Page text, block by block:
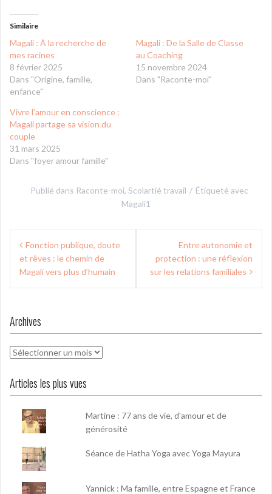
Similaire
Magali : À la recherche de
mes racines
8 février 2025
Dans "Origine, famille,
enfance"
Magali : De la Salle de Classe
au Coaching
15 novembre 2024
Dans "Raconte-moi"
Vivre l’amour en conscience :
Magali partage sa vision du
couple
31 mars 2025
Dans "foyer amour famille"
Publié dans Raconte-moi, Scolartié travail
Étiqueté avec
Magali1
Navigation
de
l’article
Fonction publique, doute
et rêves : le chemin de
Magali vers plus d’humain
Entre autonomie et
protection : une réflexion
sur les relations familiales
Archives
Archives
Articles les plus vues
Martine : 77 ans de vie, d'amour et de
générosité
Séance de Hatha Yoga avec Yoga Mayura
Yannick : Ma famille, entre Espagne et France